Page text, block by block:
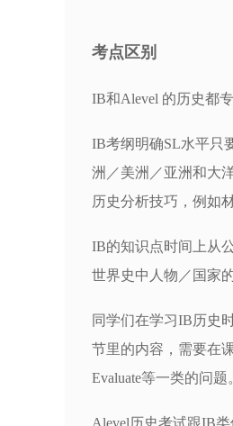
考点区别
IB和Alevel 的历史都
IB考纲明确SL水平只
洲／美洲／亚洲和大
历史分析技巧，例如
IB的知识点时间上从
世界史中人物／国家
同学们在学习IB历史
节里的内容，需要在
Evaluate等一类的问题
Alevel历史考试跟IB